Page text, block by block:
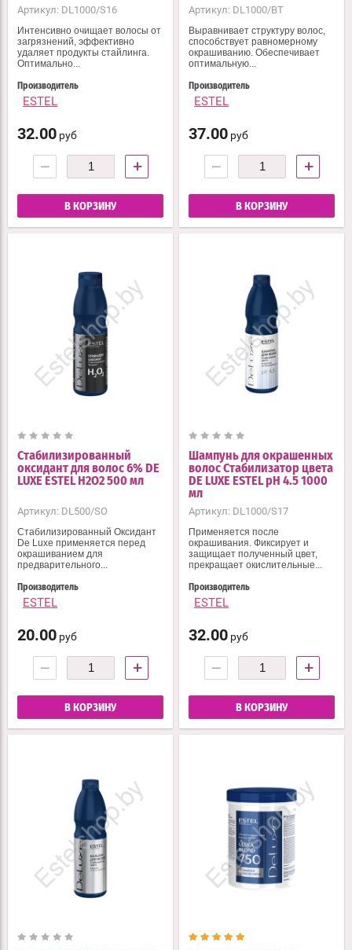
Артикул: DL1000/S16
Интенсивно очищает волосы от
загрязнений, эффективно
удаляет продукты стайлинга.
Оптимально...
Производитель
ESTEL
32.00 руб
− +
В КОРЗИНУ
Артикул: DL1000/BT
Выравнивает структуру волос,
способствует равномерному
окрашиванию. Обеспечивает
оптимальную...
Производитель
ESTEL
37.00 руб
− +
В КОРЗИНУ
Стабилизированный
оксидант для волос 6% DE
LUXE ESTEL H2O2 500 мл
Артикул: DL500/SO
Стабилизированный Оксидант
De Luxe применяется перед
окрашиванием для
предварительного...
Производитель
ESTEL
20.00 руб
− +
В КОРЗИНУ
Шампунь для окрашенных
волос Стабилизатор цвета
DE LUXE ESTEL pH 4.5 1000
мл
Артикул: DL1000/S17
Применяется после
окрашивания. Фиксирует и
защищает полученный цвет,
прекращает окислительные...
Производитель
ESTEL
32.00 руб
− +
В КОРЗИНУ